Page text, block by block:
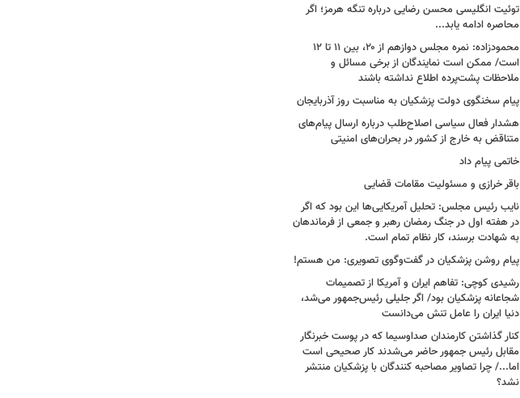
توئیت انگلیسی محسن رضایی درباره تنگه هرمز؛ اگر
محاصره ادامه یابد...
محمودزاده: نمره مجلس دوازهم از ۲۰، بین ۱۱ تا ۱۲
است/ ممکن است نمایندگان از برخی مسائل و
ملاحظات پشت‌پرده اطلاع نداشته باشند
پیام سخنگوی دولت پزشکیان به مناسبت روز آذربایجان
هشدار فعال سیاسی اصلاح‌طلب درباره ارسال پیام‌های
متناقض به خارج از کشور در بحران‌های امنیتی
خاتمی پیام داد
باقر خرازی و مسئولیت مقامات قضایی
نایب رئیس مجلس: تحلیل آمریکایی‌ها این بود که اگر
در هفته اول در جنگ رمضان رهبر و جمعی از فرماندهان
به شهادت برسند، کار نظام تمام است.
پیام روشن پزشکیان در گفت‌وگوی تصویری: من هستم!
رشیدی کوچی: تفاهم ایران و آمریکا از تصمیمات
شجاعانه پزشکیان بود/ اگر جلیلی رئیس‌جمهور می‌شد،
دنیا ایران را عامل تنش می‌دانست
کنار گذاشتن کارمندان صداوسیما که در پوست خبرنگار
مقابل رئیس جمهور حاضر می‌شدند کار صحیحی است
اما.../ چرا تصاویر مصاحبه کنندگان با پزشکیان منتشر
نشد؟